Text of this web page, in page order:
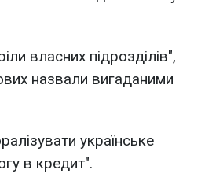
власних підрозділів",
назвали вигаданими
українське
в кредит".